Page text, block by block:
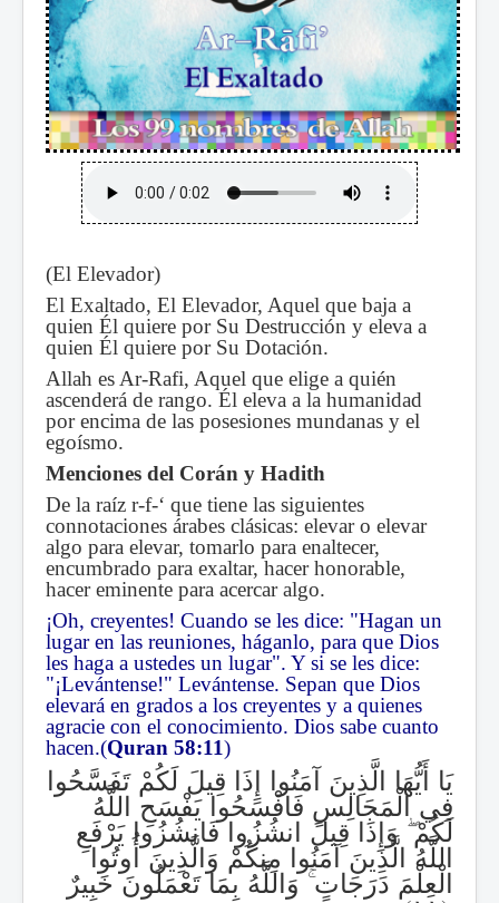
(El Elevador)
El Exaltado, El Elevador, Aquel que baja a
quien Él quiere por Su Destrucción y eleva a
quien Él quiere por Su Dotación.
Allah es Ar-Rafi, Aquel que elige a quién
ascenderá de rango. Él eleva a la humanidad
por encima de las posesiones mundanas y el
egoísmo.
Menciones del Corán y Hadith
De la raíz r-f-‘ que tiene las siguientes
connotaciones árabes clásicas: elevar o elevar
algo para elevar, tomarlo para enaltecer,
encumbrado para exaltar, hacer honorable,
hacer eminente para acercar algo.
¡Oh, creyentes! Cuando se les dice: "Hagan un
lugar en las reuniones, háganlo, para que Dios
les haga a ustedes un lugar". Y si se les dice:
"¡Levántense!" Levántense. Sepan que Dios
elevará en grados a los creyentes y a quienes
agracie con el conocimiento. Dios sabe cuanto
hacen.(Quran 58:11)
يَا أَيُّهَا الَّذِينَ آمَنُوا إِذَا قِيلَ لَكُمْ تَفَسَّحُوا
فِي الْمَجَالِسِ فَافْسَحُوا يَفْسَحِ اللَّهُ
لَكُمْۖ وَإِذَا قِيلَ انشُزُوا فَانشُزُوا يَرْفَعِ
اللَّهُ الَّذِينَ آمَنُوا مِنكُمْ وَالَّذِينَ أُوتُوا
الْعِلْمَ دَرَجَاتٍۚوَاللَّهُ بِمَا تَعْمَلُونَ خَبِيرٌ